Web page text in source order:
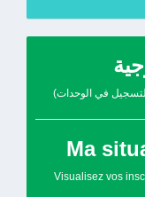
في الوحدات)
Ma
Visualisez vos